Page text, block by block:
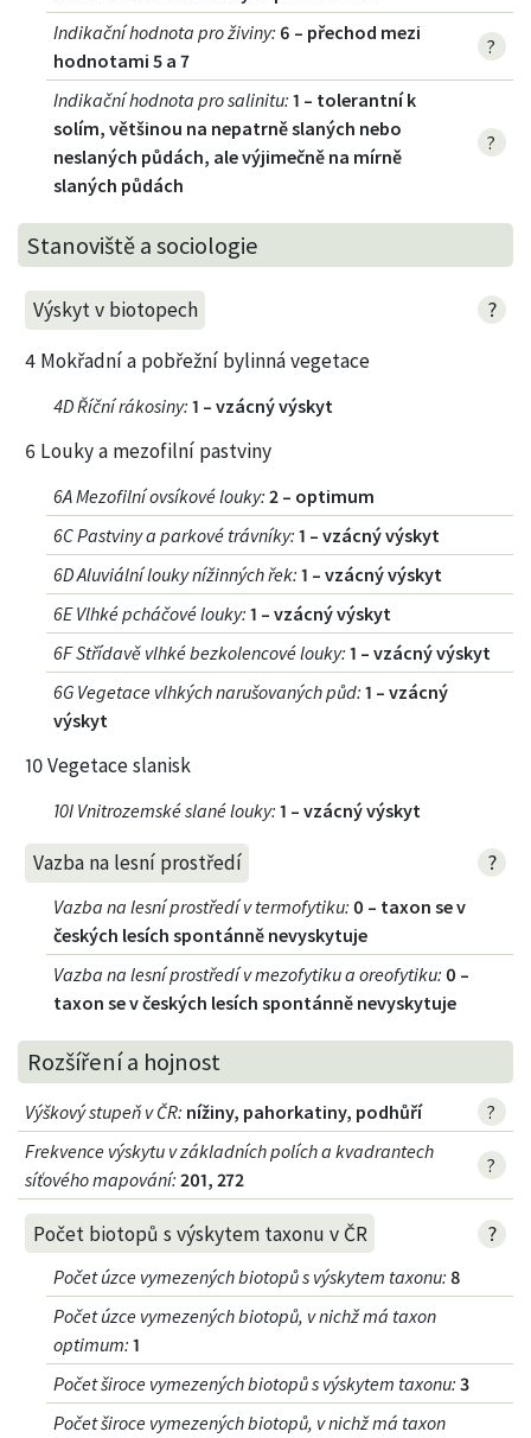
Indikační hodnota pro živiny: 6 – přechod mezi
hodnotami 5 a 7
?
Indikační hodnota pro salinitu: 1 – tolerantní k
solím, většinou na nepatrně slaných nebo
neslaných půdách, ale výjimečně na mírně
slaných půdách
?
Stanoviště a sociologie
Výskyt v biotopech ?
4 Mokřadní a pobřežní bylinná vegetace
4D Říční rákosiny: 1 – vzácný výskyt
6 Louky a mezofilní pastviny
6A Mezofilní ovsíkové louky: 2 – optimum
6C Pastviny a parkové trávníky: 1 – vzácný výskyt
6D Aluviální louky nížinných řek: 1 – vzácný výskyt
6E Vlhké pcháčové louky: 1 – vzácný výskyt
6F Střídavě vlhké bezkolencové louky: 1 – vzácný výskyt
6G Vegetace vlhkých narušovaných půd: 1 – vzácný
výskyt
10 Vegetace slanisk
10I Vnitrozemské slané louky: 1 – vzácný výskyt
Vazba na lesní prostředí ?
Vazba na lesní prostředí v termofytiku: 0 – taxon se v
českých lesích spontánně nevyskytuje
Vazba na lesní prostředí v mezofytiku a oreofytiku: 0 –
taxon se v českých lesích spontánně nevyskytuje
Rozšíření a hojnost
Výškový stupeň v ČR: nížiny, pahorkatiny, podhůří
?
Frekvence výskytu v základních polích a kvadrantech
síťového mapování: 201, 272
?
Počet biotopů s výskytem taxonu v ČR ?
Počet úzce vymezených biotopů s výskytem taxonu: 8
Počet úzce vymezených biotopů, v nichž má taxon
optimum: 1
Počet široce vymezených biotopů s výskytem taxonu: 3
Počet široce vymezených biotopů, v nichž má taxon